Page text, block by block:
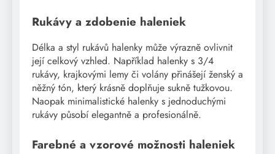
Rukávy a zdobenie haleniek
Délka a styl rukávů halenky může výrazně ovlivnit
její celkový vzhled. Například halenky s 3/4
rukávy, krajkovými lemy či volány přinášejí ženský a
něžný tón, který krásně doplňuje sukně tužkovou.
Naopak minimalistické halenky s jednoduchými
rukávy působí elegantně a profesionálně.
Farebné a vzorové možnosti haleniek